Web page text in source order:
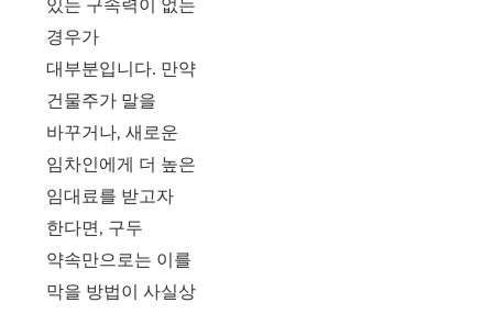
있는 구속력이 없는
경우가
대부분입니다. 만약
건물주가 말을
바꾸거나, 새로운
임차인에게 더 높은
임대료를 받고자
한다면, 구두
약속만으로는 이를
막을 방법이 사실상